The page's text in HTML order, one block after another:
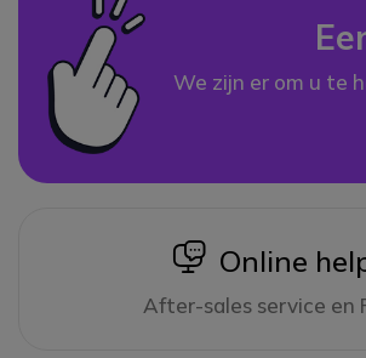
We zijn er om u te
icon
Online
After-sales service en